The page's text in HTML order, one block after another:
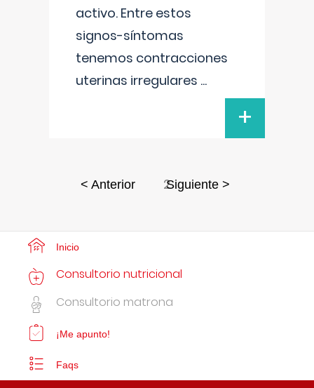
activo. Entre estos
signos-síntomas
tenemos contracciones
uterinas irregulares ...
+
< Anterior 2Siguiente >
Inicio
Consultorio nutricional
Consultorio matrona
¡Me apunto!
Faqs